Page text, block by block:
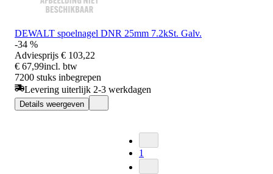
DEWALT spoelnagel DNR 25mm 7.2kSt. Galv.
-34 %
Adviesprijs € 103,22
€ 67,99incl. btw
7200 stuks inbegrepen
Levering uiterlijk 2-3 werkdagen
Details weergeven
1